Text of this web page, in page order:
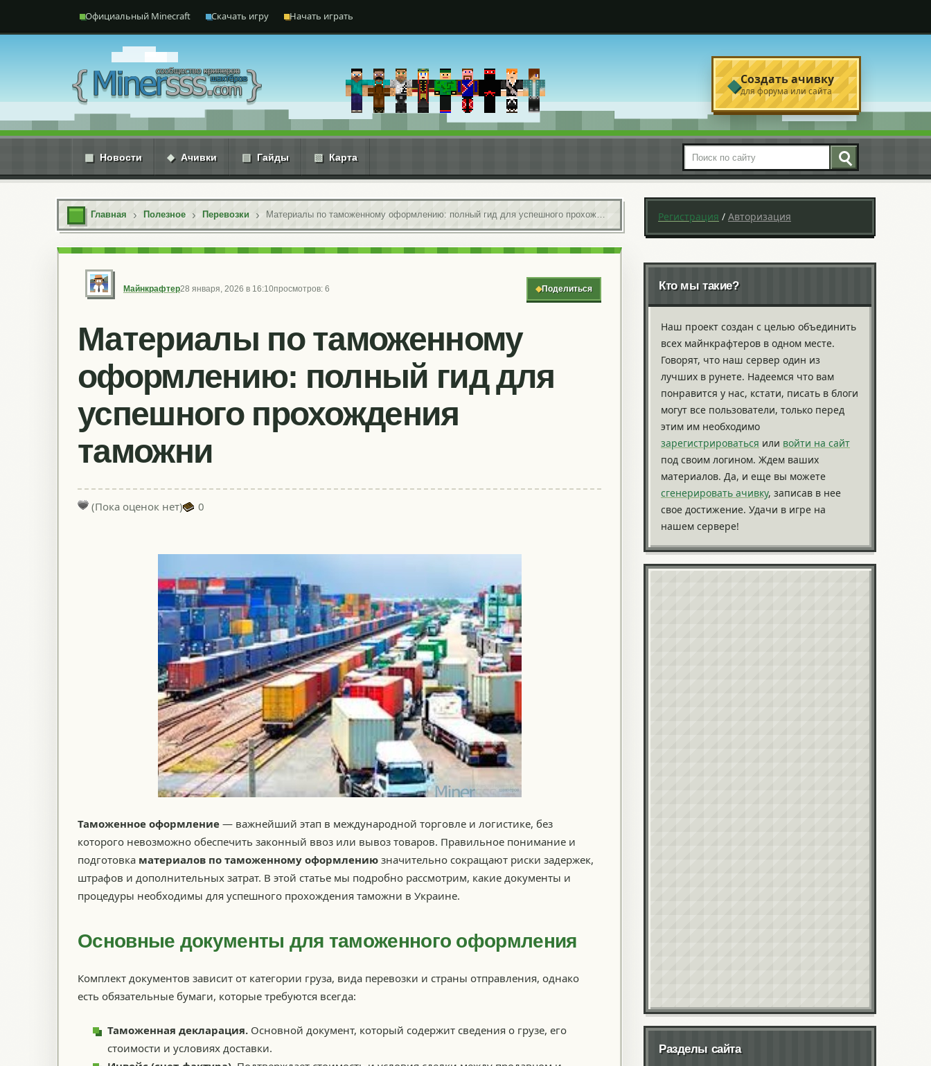
Официальный Minecraft Скачать игру Начать играть
◆Создать ачивку
для форума или сайта
▦ Новости ◆ Ачивки ▤ Гайды ▧ Карта Поиск по сайту
Главная Полезное Перевозки Материалы по таможенному оформлению: полный гид для успешного прохождения таможни
Майнкрафтер28 января, 2026 в 16:10просмотров: 6 ◆Поделиться
Материалы по таможенному
оформлению: полный гид для
успешного прохождения
таможни
(Пока оценок нет) 0
Таможенное оформление — важнейший этап в международной торговле и логистике, без
которого невозможно обеспечить законный ввоз или вывоз товаров. Правильное понимание и
подготовка материалов по таможенному оформлению значительно сокращают риски задержек,
штрафов и дополнительных затрат. В этой статье мы подробно рассмотрим, какие документы и
процедуры необходимы для успешного прохождения таможни в Украине.
Основные документы для таможенного оформления
Комплект документов зависит от категории груза, вида перевозки и страны отправления, однако
есть обязательные бумаги, которые требуются всегда:
Таможенная декларация. Основной документ, который содержит сведения о грузе, его
стоимости и условиях доставки.
Регистрация / Авторизация
Кто мы такие?
Наш проект создан с целью объединить
всех майнкрафтеров в одном месте.
Говорят, что наш сервер один из
лучших в рунете. Надеемся что вам
понравится у нас, кстати, писать в блоги
могут все пользователи, только перед
этим им необходимо
зарегистрироваться или войти на сайт
под своим логином. Ждем ваших
материалов. Да, и еще вы можете
сгенерировать ачивку, записав в нее
свое достижение. Удачи в игре на
нашем сервере!
Разделы сайта